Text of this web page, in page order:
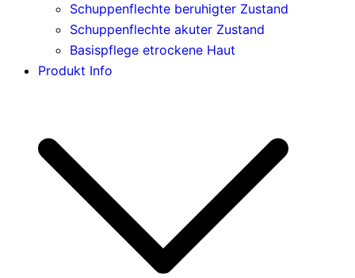
Schuppenflechte beruhigter Zustand
Schuppenflechte akuter Zustand
Basispflege etrockene Haut
Produkt Info